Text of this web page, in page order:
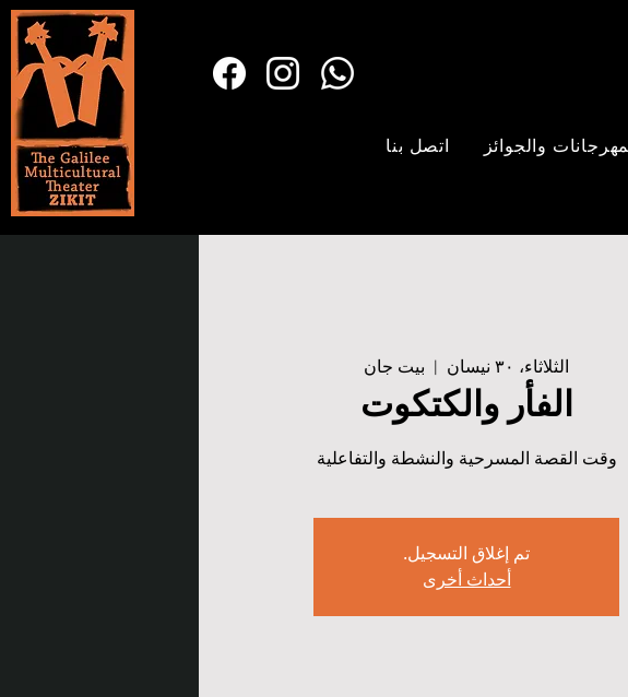
والجوائز اتصل بنا
الثلاثاء، ٣٠ نيسان
  |
بيت جان
الفأر والكتكوت
وقت القصة المسرحية والنشطة والتفاعلية
تم إغلاق التسجيل.
أحداث أخرى